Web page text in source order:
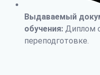
Выдаваемый
обучения: Диплом
переподготовке.